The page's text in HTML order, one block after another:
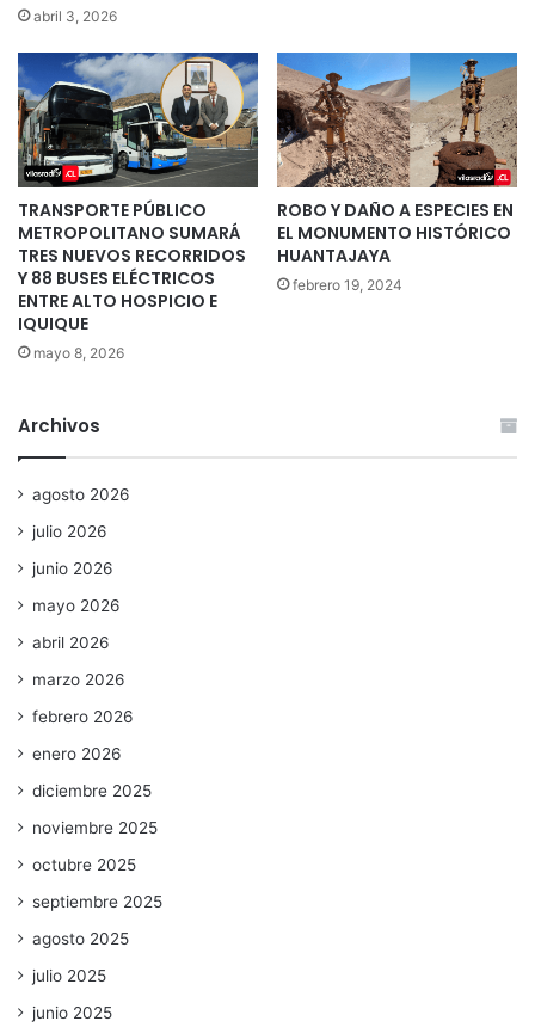
abril 3, 2026
TRANSPORTE PÚBLICO
METROPOLITANO SUMARÁ
TRES NUEVOS RECORRIDOS
Y 88 BUSES ELÉCTRICOS
ENTRE ALTO HOSPICIO E
IQUIQUE
mayo 8, 2026
ROBO Y DAÑO A ESPECIES EN
EL MONUMENTO HISTÓRICO
HUANTAJAYA
febrero 19, 2024
Archivos
agosto 2026
julio 2026
junio 2026
mayo 2026
abril 2026
marzo 2026
febrero 2026
enero 2026
diciembre 2025
noviembre 2025
octubre 2025
septiembre 2025
agosto 2025
julio 2025
junio 2025